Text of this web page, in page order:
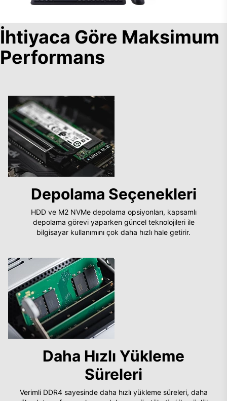
İhtiyaca Göre Maksimum
Performans
Depolama Seçenekleri
HDD ve M2 NVMe depolama opsiyonları, kapsamlı
depolama görevi yaparken güncel teknolojileri ile
bilgisayar kullanımını çok daha hızlı hale getirir.
Daha Hızlı Yükleme
Süreleri
Verimli DDR4 sayesinde daha hızlı yükleme süreleri, daha